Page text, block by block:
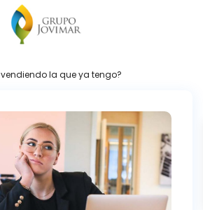
la que ya tengo?